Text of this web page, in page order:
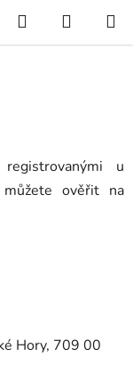
Hledat
KOŠÍK
u
ověřit na
Hory, 709 00